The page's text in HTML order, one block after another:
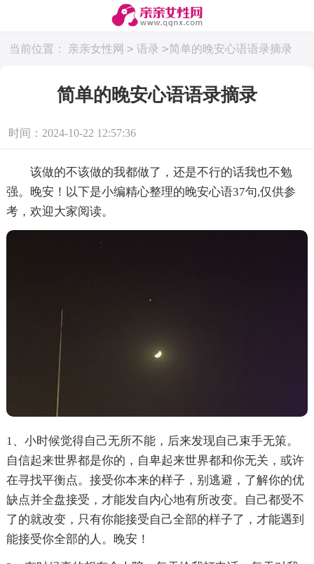
当前位置： 亲亲女性网 > 语录 >简单的晚安心语语录摘录
简单的晚安心语语录摘录
时间：2024-10-22 12:57:36
该做的不该做的我都做了，还是不行的话我也不勉
强。晚安！以下是小编精心整理的晚安心语37句,仅供参
考，欢迎大家阅读。
1、小时候觉得自己无所不能，后来发现自己束手无策。
自信起来世界都是你的，自卑起来世界都和你无关，或许
在寻找平衡点。接受你本来的样子，别逃避，了解你的优
缺点并全盘接受，才能发自内心地有所改变。自己都受不
了的就改变，只有你能接受自己全部的样子了，才能遇到
能接受你全部的人。晚安！